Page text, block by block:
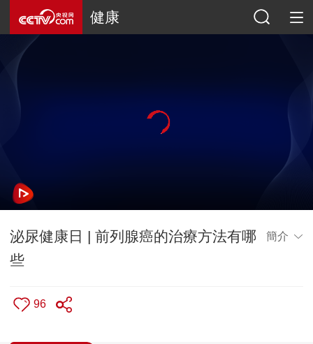
健康
泌尿健康日 | 前列腺癌的治療方法有哪
些
簡介
96